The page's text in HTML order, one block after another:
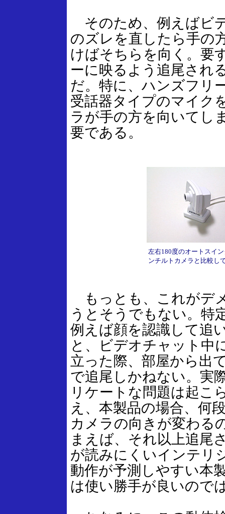
そのため、例えばビ
のズレを直したら手の
けばそちらを向く。要
ーに映るよう追尾され
だ。特に、ハンズフリ
受話器タイプのマイク
ラが手の方を向いてし
要である。
左右180度のオートスイ
ンチルトカメラと比較し
もっとも、これがデ
うとそうでもない。特
例えば顔を認識して追
と、ビデオチャット中
立った際、部屋から出
で追尾しかねない。実
リケートな問題は起こ
え、本製品の場合、何
カメラの向きが変わる
まえば、それ以上追尾
が読みにくいインテリ
動作が予測しやすい本
は使い勝手が良いので